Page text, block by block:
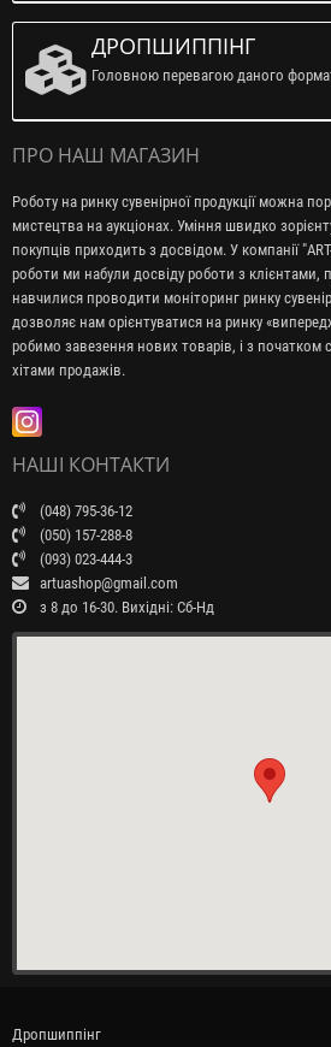
ДРОПШИППІНГ
Головною перевагою даного
ПРО НАШ МАГАЗИН
Роботу на ринку сувенірної продукції можна
мистецтва на аукціонах. Уміння швидко
покупців приходить з досвідом. У компанії
роботи ми набули досвіду роботи з клієнтами,
навчилися проводити моніторинг ринку
дозволяє нам орієнтуватися на ринку
робимо завезення нових товарів, і з початком
хітами продажів.
НАШІ КОНТАКТИ
(048) 795-36-12
(050) 157-288-8
(093) 023-444-3
artuashop@gmail.com
з 8 до 16-30. Вихідні: Сб-Нд
Дропшиппінг